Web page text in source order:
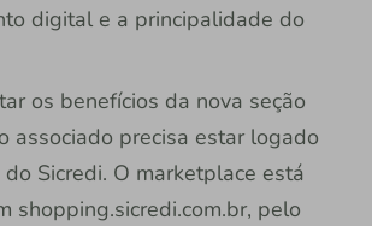
digital e a principalidade do
os benefícios da nova seção
associado precisa estar logado
Sicredi. O marketplace está
shopping.sicredi.com.br, pelo